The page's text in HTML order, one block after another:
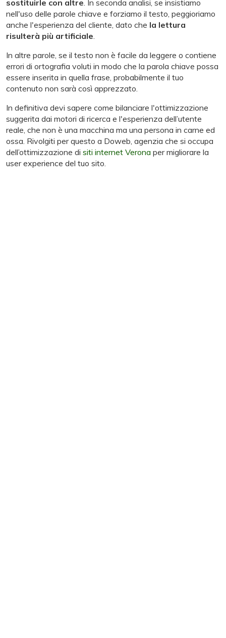
sostituirle con altre . In seconda analisi, se insistiamo
nell'uso delle parole chiave e forziamo il testo, peggioriamo
anche l'esperienza del cliente, dato che la lettura
risulterà più artificiale
In altre parole, se il testo non è facile da leggere o contiene
errori di ortografia voluti in modo che la parola chiave possa
essere inserita in quella frase, probabilmente il tuo
contenuto non sarà così apprezzato.
In definitiva devi sapere come bilanciare l'ottimizzazione
suggerita dai motori di ricerca e l'esperienza dell’utente
reale, che non è una macchina ma una persona in carne ed
ossa. Rivolgiti per questo a Doweb, agenzia che si occupa
dell’ottimizzazione di siti internet Verona per migliorare la
user experience del tuo sito.